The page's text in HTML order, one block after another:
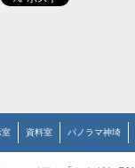
室 資料室 パノラマ神埼